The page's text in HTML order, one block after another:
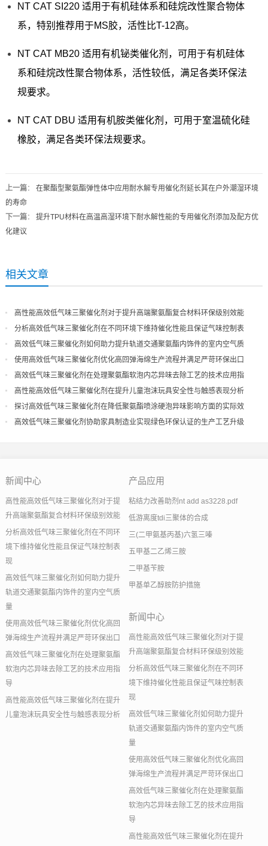
NT CAT SI220 适用于有机硅体系和硅烷改性聚合物体
系，特别推荐用于MS胶，活性比T-12高。
NT CAT MB20 适用有机铋类催化剂，可用于有机硅体
系和硅烷改性聚合物体系，活性较低，满足各类环保法
规要求。
NT CAT DBU 适用有机胺类催化剂，可用于室温硫化硅
橡胶，满足各类环保法规要求。
上一篇： 在聚酯型聚氨酯弹性体中应用耐水解专用催化剂延长其在户外潮湿环境
的寿命
下一篇： 提升TPU材料在高温高湿环境下耐水解性能的专用催化剂添加及配方优
化建议
相关文章
高性能高效低气味三聚催化剂对于提升高端聚氨酯复合材料环保级别效能
分析高效低气味三聚催化剂在不同环境下维持催化性能且保证气味控制表
现
高效低气味三聚催化剂如何助力提升轨道交通聚氨酯内饰件的室内空气质
量
使用高效低气味三聚催化剂优化高回弹海绵生产流程并满足严苛环保出口
高效低气味三聚催化剂在处理聚氨酯软泡内芯异味去除工艺的技术应用指
导
高性能高效低气味三聚催化剂在提升儿童泡沫玩具安全性与触感表现分析
探讨高效低气味三聚催化剂在降低聚氨酯喷涂硬泡异味影响方面的实际效
果
高效低气味三聚催化剂协助家具制造业实现绿色环保认证的生产工艺升级
新闻中心
高性能高效低气味三聚催化剂对于提
升高端聚氨酯复合材料环保级别效能
分析高效低气味三聚催化剂在不同环
境下维持催化性能且保证气味控制表
现
高效低气味三聚催化剂如何助力提升
轨道交通聚氨酯内饰件的室内空气质
量
使用高效低气味三聚催化剂优化高回
弹海绵生产流程并满足严苛环保出口
高效低气味三聚催化剂在处理聚氨酯
软泡内芯异味去除工艺的技术应用指
导
高性能高效低气味三聚催化剂在提升
儿童泡沫玩具安全性与触感表现分析
产品应用
粘结力改善助剂nt add as3228.pdf
低游离度tdi三聚体的合成
三(二甲氨基丙基)六氢三嗪
五甲基二乙烯三胺
二甲基苄胺
甲基单乙醇胺防护措施
新闻中心
高性能高效低气味三聚催化剂对于提
升高端聚氨酯复合材料环保级别效能
分析高效低气味三聚催化剂在不同环
境下维持催化性能且保证气味控制表
现
高效低气味三聚催化剂如何助力提升
轨道交通聚氨酯内饰件的室内空气质
量
使用高效低气味三聚催化剂优化高回
弹海绵生产流程并满足严苛环保出口
高效低气味三聚催化剂在处理聚氨酯
软泡内芯异味去除工艺的技术应用指
导
高性能高效低气味三聚催化剂在提升